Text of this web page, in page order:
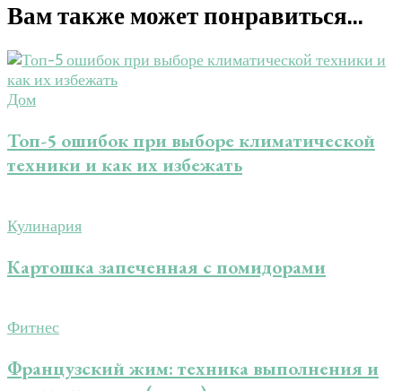
Вам также может понравиться...
Дом
Топ-5 ошибок при выборе климатической
техники и как их избежать
Кулинария
Картошка запеченная с помидорами
Фитнес
Французский жим: техника выполнения и